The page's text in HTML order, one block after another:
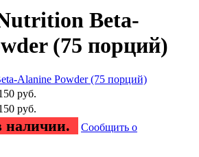
Beta-
(75 порций)
руб.
руб.
наличии.
Сообщить о